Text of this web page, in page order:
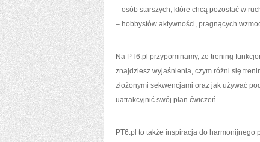
– osób starszych, które chcą pozostać w
– hobbystów aktywności, pragnących
Na PT6.pl przypominamy, że trening
znajdziesz wyjaśnienia, czym różni się
złożonymi sekwencjami oraz jak używać
uatrakcyjnić swój plan ćwiczeń.
PT6.pl to także inspiracja do harmonijnego